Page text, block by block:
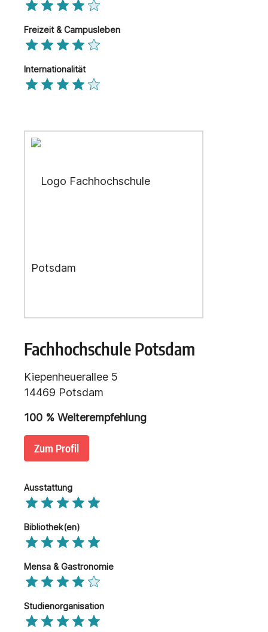
Freizeit & Campusleben
Internationalität
Fachhochschule Potsdam
Kiepenheuerallee 5
14469 Potsdam
100 % Weiterempfehlung
Zum Profil
Ausstattung
Bibliothek(en)
Mensa & Gastronomie
Studienorganisation